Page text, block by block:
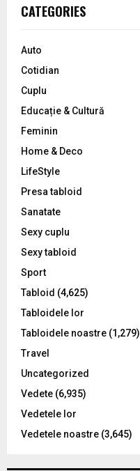
h
o
:
CATEGORIES
Auto
Cotidian
Cuplu
Educație & Cultură
Feminin
Home & Deco
LifeStyle
Presa tabloid
Sanatate
Sexy cuplu
Sexy tabloid
Sport
Tabloid (4,625)
Tabloidele lor
Tabloidele noastre (1,279)
Travel
Uncategorized
Vedete (6,935)
Vedetele lor
Vedetele noastre (3,645)